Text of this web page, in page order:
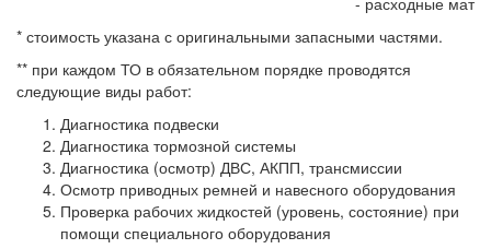
* стоимость указана с оригинальными запасными частями.
** при каждом ТО в обязательном порядке проводятся
следующие виды работ:
Диагностика подвески
Диагностика тормозной системы
Диагностика (осмотр) ДВС, АКПП, трансмиссии
Осмотр приводных ремней и навесного оборудования
Проверка рабочих жидкостей (уровень, состояние) при
помощи специального оборудования